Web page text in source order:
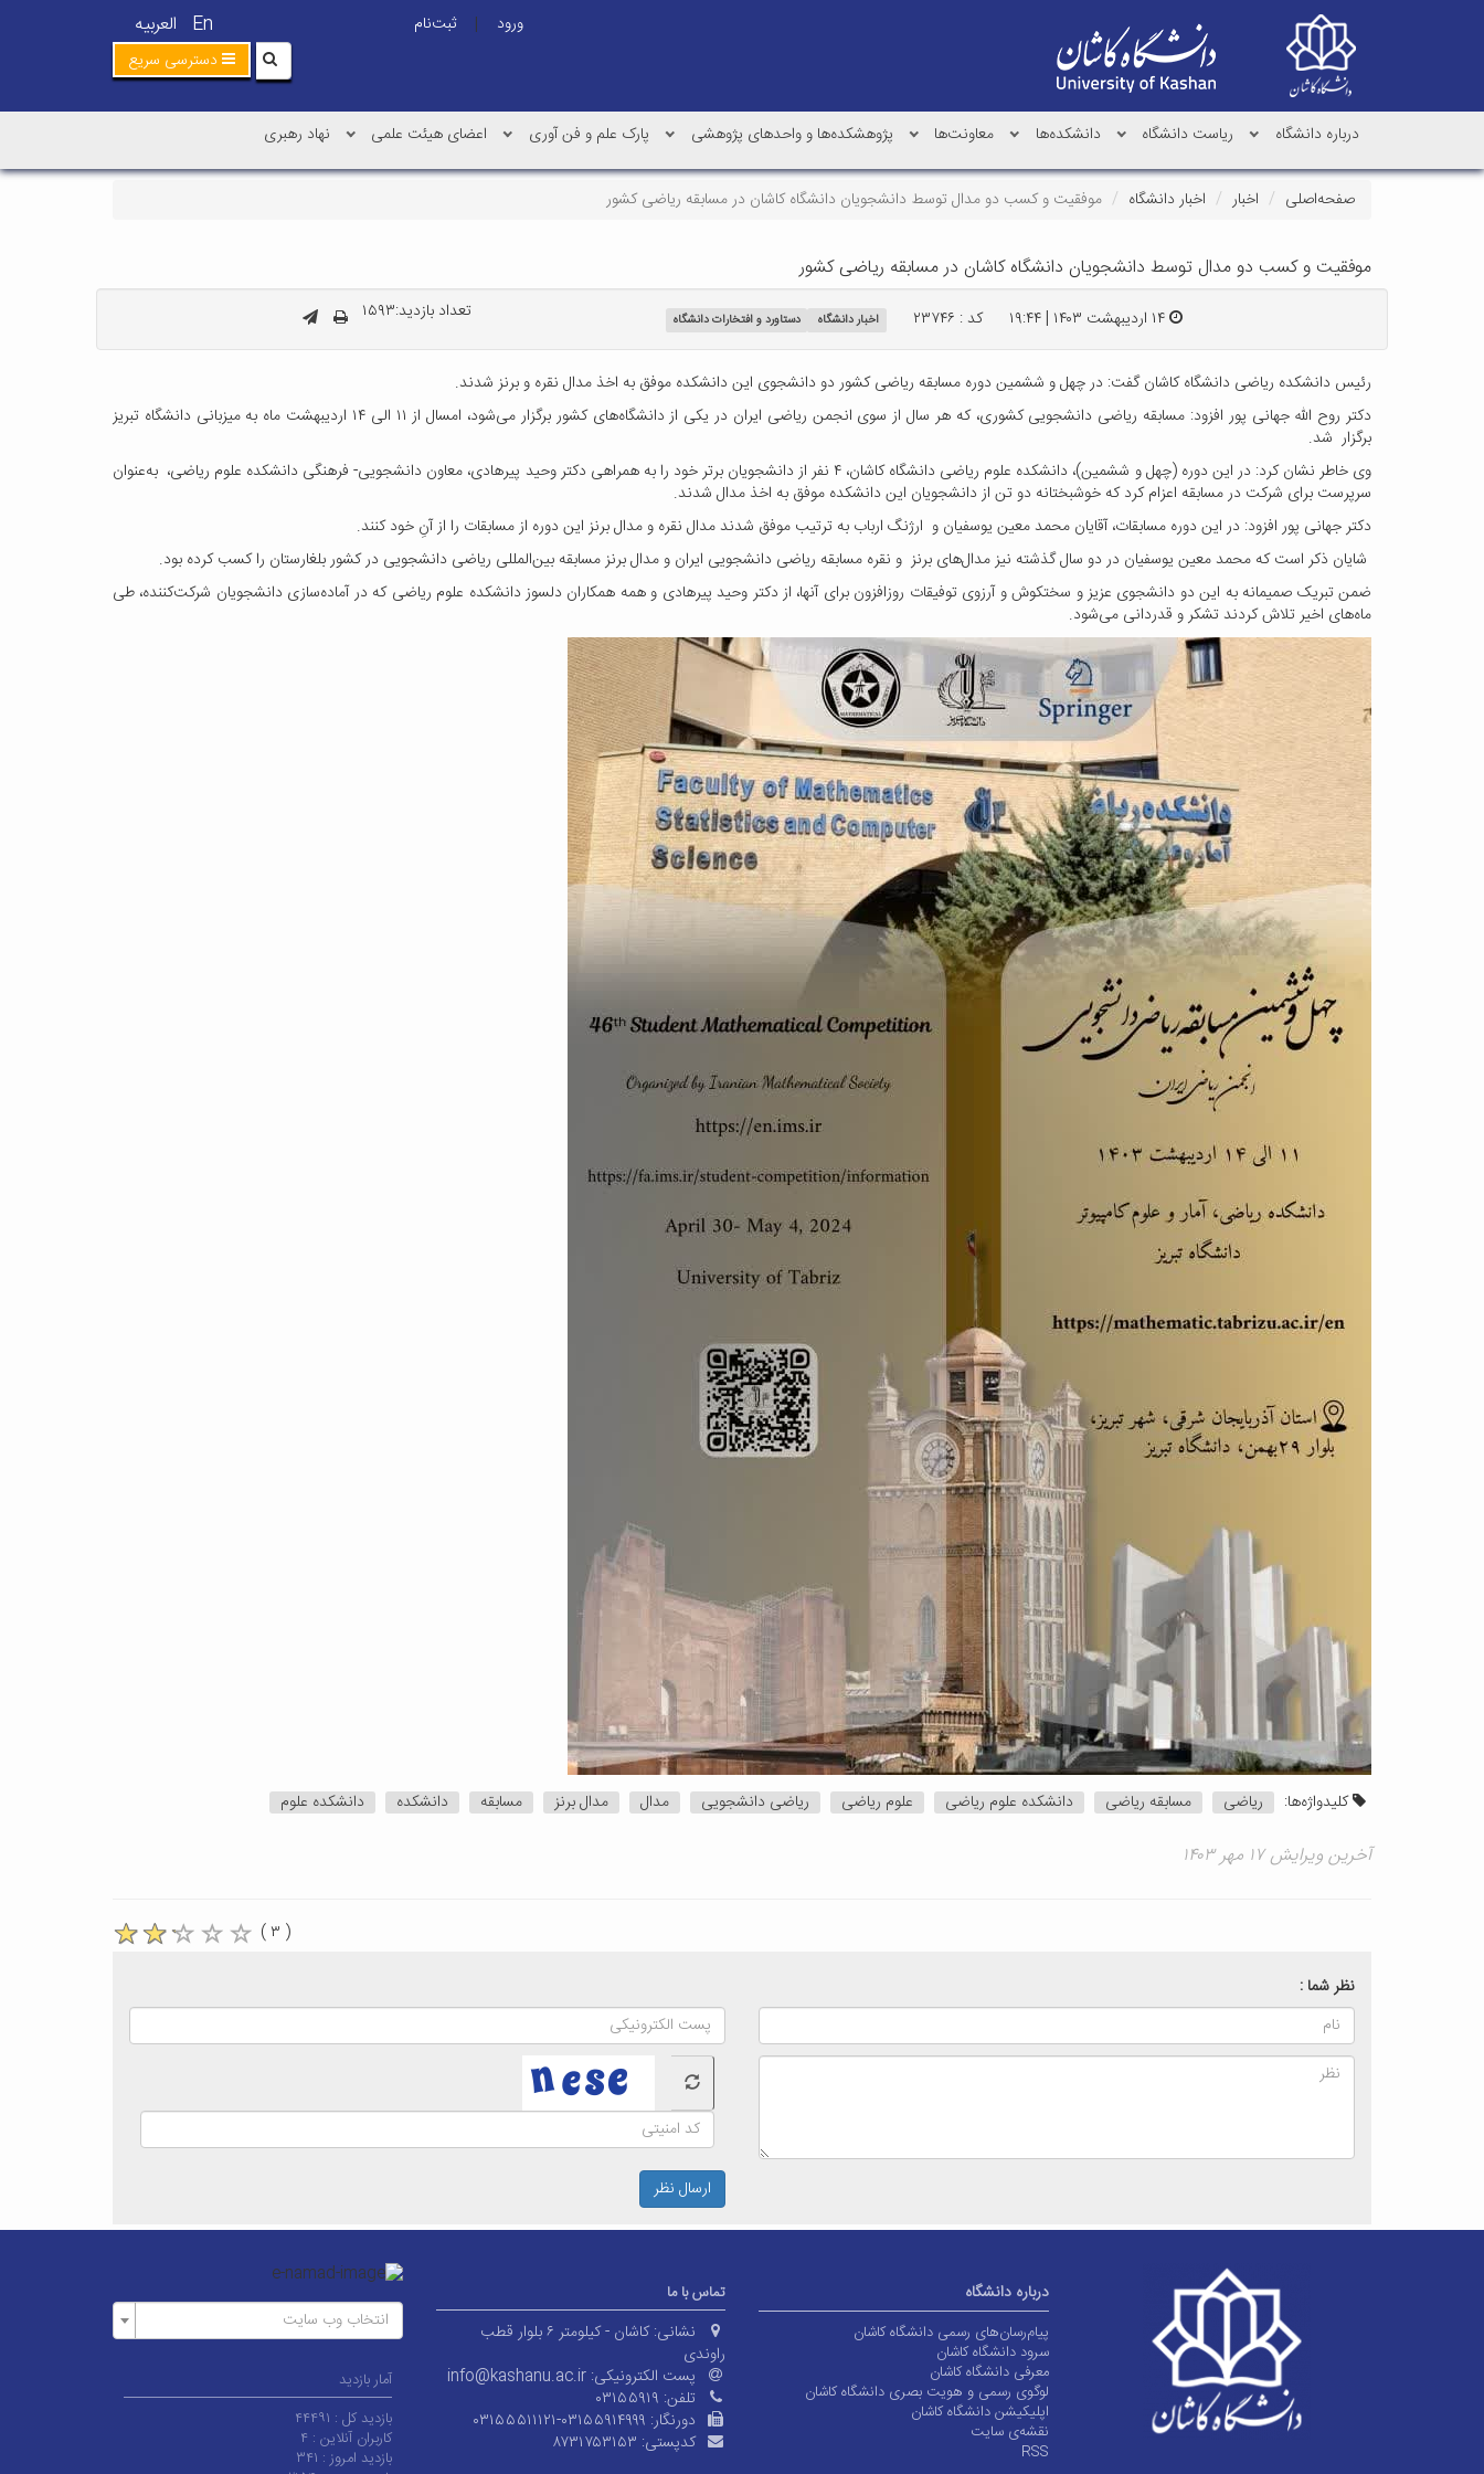
En العربیه ورود |
ثبت‌نام
دسترسی سریع
درباره دانشگاه ریاست دانشگاه دانشکده‌ها معاونت‌ها پژوهشکده‌ها و واحدهای پژوهشی پارک علم و فن آوری اعضای هیئت علمی نهاد رهبری
صفحه‌اصلی اخبار اخبار دانشگاه موفقیت و کسب دو مدال توسط دانشجویان دانشگاه کاشان در مسابقه ریاضی کشور
موفقیت و کسب دو مدال توسط دانشجویان دانشگاه کاشان در مسابقه ریاضی کشور
۱۴ اردیبهشت ۱۴۰۳ | ۱۹:۴۴ کد : ۲۳۷۴۶ اخبار دانشگاه دستاورد و افتخارات دانشگاه تعداد بازدید:۱۵۹۳
رئیس دانشکده ریاضی دانشگاه کاشان گفت: در چهل و ششمین دوره مسابقه ریاضی کشور دو دانشجوی این دانشکده موفق به اخذ مدال نقره و برنز شدند.
دکتر روح الله جهانی پور افزود: مسابقه ریاضی دانشجویی کشوری، که هر سال از سوی انجمن ریاضی ایران در یکی از دانشگاه‌های کشور برگزار می‌شود، امسال از ۱۱ الی ۱۴ اردیبهشت ماه به میزبانی دانشگاه تبریز
برگزار شد.
وی خاطر نشان کرد: در این دوره (چهل و ششمین)، دانشکده علوم ریاضی دانشگاه کاشان، ۴ نفر از دانشجویان برتر خود را به همراهی دکتر وحید پیرهادی، معاون دانشجویی- فرهنگی دانشکده علوم ریاضی، به‌عنوان
سرپرست برای شرکت در مسابقه اعزام کرد که خوشبختانه دو تن از دانشجویان این دانشکده موفق به اخذ مدال شدند.
دکتر جهانی پور افزود: در این دوره مسابقات، آقایان محمد معین یوسفیان و ارژنگ ارباب به ترتیب موفق شدند مدال نقره و مدال برنز این دوره از مسابقات را از آنِ خود کنند.
شایان ذکر است که محمد معین یوسفیان در دو سال گذشته نیز مدال‌های برنز و نقره مسابقه ریاضی دانشجویی ایران و مدال برنز مسابقه بین‌المللی ریاضی دانشجویی در کشور بلغارستان را کسب کرده بود.
ضمن تبریک صمیمانه به این دو دانشجوی عزیز و سختکوش و آرزوی توفیقات روزافزون برای آنها، از دکتر وحید پیرهادی و همه همکاران دلسوز دانشکده علوم ریاضی که در آماده‌سازی دانشجویان شرکت‌کننده، طی
ماه‌های اخیر تلاش کردند تشکر و قدردانی می‌شود.
کلیدواژه‌ها: ریاضی مسابقه ریاضی دانشکده علوم ریاضی علوم ریاضی ریاضی دانشجویی مدال مدال برنز مسابقه دانشکده دانشکده علوم
آخرین ویرایش ۱۷ مهر ۱۴۰۳
( ۳ )
نظر شما :
ارسال نظر
درباره دانشگاه
پیام‌رسان‌های رسمی دانشگاه کاشان
سرود دانشگاه کاشان
معرفی دانشگاه کاشان
لوگوی رسمی و هویت بصری دانشگاه کاشان
اپلیکیشن دانشگاه کاشان
نقشه‌ی سایت
RSS
تماس با ما
نشانی:
کاشان - کیلومتر ۶ بلوار قطب
راوندی
پست الکترونیکی: info@kashanu.ac.ir
تلفن: ۰۳۱۵۵۹۱۹
دورنگار: ۰۳۱۵۵۵۱۱۱۲۱-۰۳۱۵۵۹۱۴۹۹۹
کدپستی: ۸۷۳۱۷۵۳۱۵۳
انتخاب وب سایت
آمار بازدید
بازدید کل : ۴۴۴۹۱
کاربران آنلاین : ۴
بازدید امروز : ۳۴۱